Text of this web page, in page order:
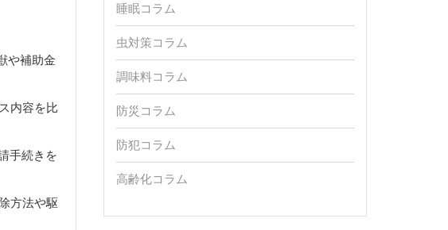
や補助金
内容を比
手続きを
方法や駆
睡眠コラム
虫対策コラム
調味料コラム
防災コラム
防犯コラム
高齢化コラム